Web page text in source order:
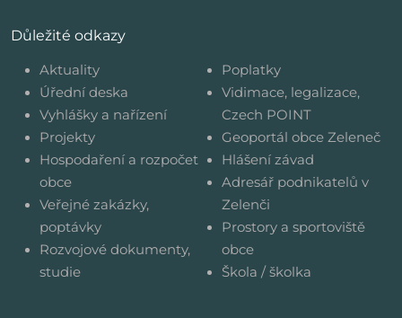
Důležité odkazy
Aktuality
Úřední deska
Vyhlášky a nařízení
Projekty
Hospodaření a rozpočet
obce
Veřejné zakázky,
poptávky
Rozvojové dokumenty,
studie
Poplatky
Vidimace, legalizace,
Czech POINT
Geoportál obce Zeleneč
Hlášení závad
Adresář podnikatelů v
Zelenči
Prostory a sportoviště
obce
Škola / školka